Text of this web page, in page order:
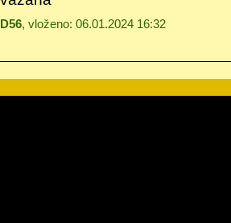
D56, vloženo: 06.01.2024 16:32